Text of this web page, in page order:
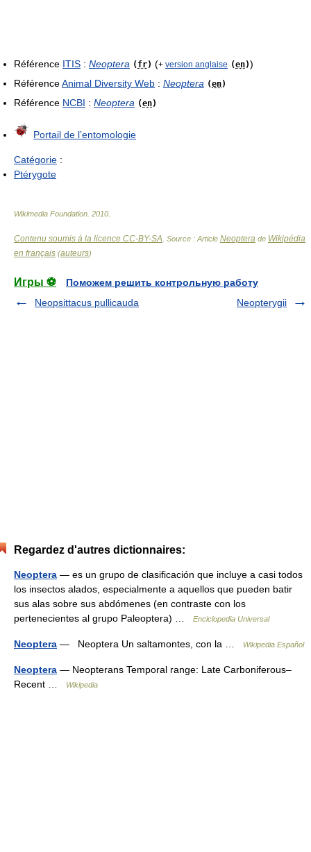
Référence ITIS : Neoptera ( fr) (+ version anglaise (en))
RéférenceAnimal Diversity Web : Neoptera (en)
Référence NCBI : Neoptera (en)
Portail de l’entomologie
Catégorie :
Ptérygote
Wikimedia Foundation 2010
Contenu soumis à la licence CC-BY-SA . Source : Article Neoptera de Wikipédia
en français (auteurs)
Игры ⚽
Поможем решить контрольную работу
Neopsittacus pullicauda
Neopterygii
Regardez d'autres dictionnaires:
Neoptera — es un grupo de clasificación que incluye a casi todos
los insectos alados, especialmente a aquellos que pueden batir
sus alas sobre sus abdómenes (en contraste con los
pertenecientes al grupo Paleoptera) …
Enciclopedia Universal
Neoptera — Neoptera Un saltamontes, con la … Wikipedia Español
Neoptera — Neopterans Temporal range: Late Carboniferous–
Recent …
Wikipedia